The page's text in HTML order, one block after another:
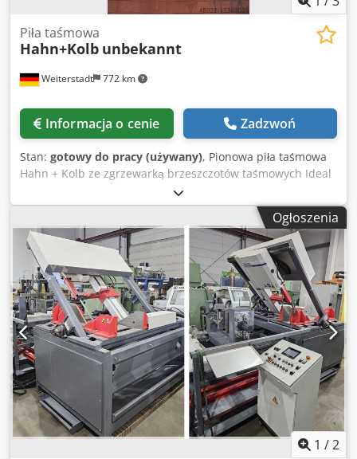
Weiterstadt 772 km
Piła taśmowa
Hahn+Kolb unbekannt
Informacja o cenie Zadzwoń
Stan: gotowy do pracy (używany), Pionowa piła taśmowa
Hahn + Kolb ze zgrzewarką brzeszczotów taśmowych Ideal
i pilarką Dcedpfx Aery U Nheiyek
Ogłoszenia
1 /2